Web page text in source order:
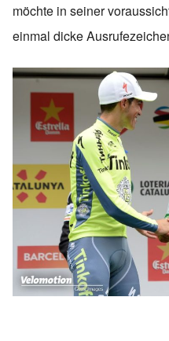
möchte in seiner
einmal dicke